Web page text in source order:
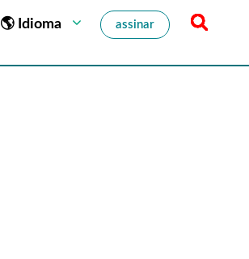
🌎 Idioma assinar